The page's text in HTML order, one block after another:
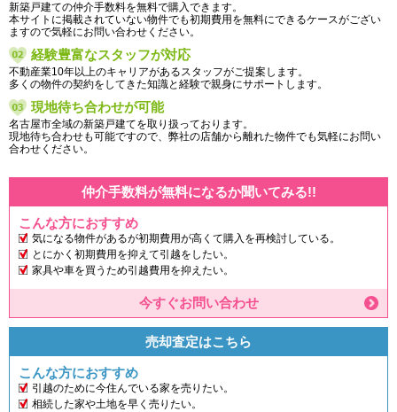
新築戸建ての仲介手数料を無料で購入できます。
本サイトに掲載されていない物件でも初期費用を無料にできるケースがござい
ますので気軽にお問い合わせください。
経験豊富なスタッフが対応
不動産業10年以上のキャリアがあるスタッフがご提案します。
多くの物件の契約をしてきた知識と経験で親身にサポートします。
現地待ち合わせが可能
名古屋市全域の新築戸建てを取り扱っております。
現地待ち合わせも可能ですので、弊社の店舗から離れた物件でも気軽にお問い
合わせください。
仲介手数料が無料になるか聞いてみる!!
こんな方におすすめ
気になる物件があるが初期費用が高くて購入を再検討している。
とにかく初期費用を抑えて引越をしたい。
家具や車を買うため引越費用を抑えたい。
今すぐお問い合わせ
売却査定はこちら
こんな方におすすめ
引越のために今住んでいる家を売りたい。
相続した家や土地を早く売りたい。